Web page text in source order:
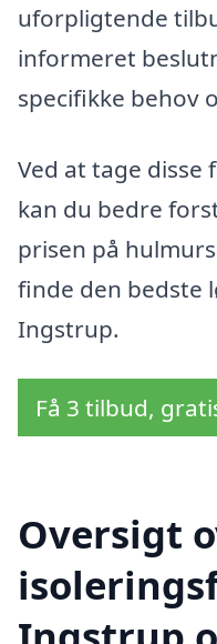
uforpligtende
informeret
specifikke behov
Ved at tage
kan du bedre
prisen på
finde den bedste
Ingstrup.
Få 3 tilbud,
Oversigt